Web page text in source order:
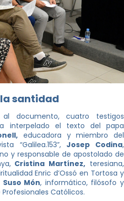
santidad
documento, cuatro testigos
interpelado el texto del papa
educadora y miembro del
“Galilea.153”, Josep Codina,
y responsable de apostolado de
Cristina Martínez, teresiana,
Enric d’Ossó en Tortosa y
Suso Món, informático, filósofo y
Católicos.